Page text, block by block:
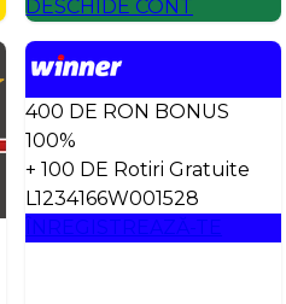
DESCHIDE CONT
400 DE RON BONUS
100%
+ 100 DE Rotiri Gratuite
L1234166W001528
ÎNREGISTREAZĂ-TE